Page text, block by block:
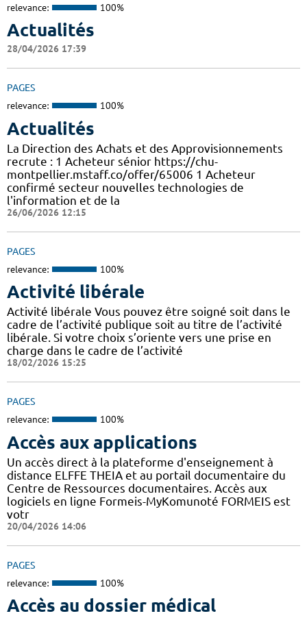
relevance: 100%
Actualités
28/04/2026 17:39
PAGES
relevance: 100%
Actualités
La Direction des Achats et des Approvisionnements
recrute : 1 Acheteur sénior https://chu-
montpellier.mstaff.co/offer/65006 1 Acheteur
confirmé secteur nouvelles technologies de
l'information et de la
26/06/2026 12:15
PAGES
relevance: 100%
Activité libérale
Activité libérale Vous pouvez être soigné soit dans le
cadre de l’activité publique soit au titre de l’activité
libérale. Si votre choix s’oriente vers une prise en
charge dans le cadre de l’activité
18/02/2026 15:25
PAGES
relevance: 100%
Accès aux applications
Un accès direct à la plateforme d'enseignement à
distance ELFFE THEIA et au portail documentaire du
Centre de Ressources documentaires. Accès aux
logiciels en ligne Formeis-MyKomunoté FORMEIS est
votr
20/04/2026 14:06
PAGES
relevance: 100%
Accès au dossier médical